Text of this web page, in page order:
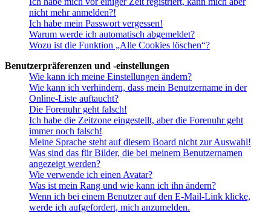
nicht mehr anmelden?!
Ich habe mein Passwort vergessen!
Warum werde ich automatisch abgemeldet?
Wozu ist die Funktion „Alle Cookies löschen“?
Benutzerpräferenzen und -einstellungen
Wie kann ich meine Einstellungen ändern?
Wie kann ich verhindern, dass mein Benutzername in der
Online-Liste auftaucht?
Die Forenuhr geht falsch!
Ich habe die Zeitzone eingestellt, aber die Forenuhr geht
immer noch falsch!
Meine Sprache steht auf diesem Board nicht zur Auswahl!
Was sind das für Bilder, die bei meinem Benutzernamen
angezeigt werden?
Wie verwende ich einen Avatar?
Was ist mein Rang und wie kann ich ihn ändern?
Wenn ich bei einem Benutzer auf den E-Mail-Link klicke,
werde ich aufgefordert, mich anzumelden.